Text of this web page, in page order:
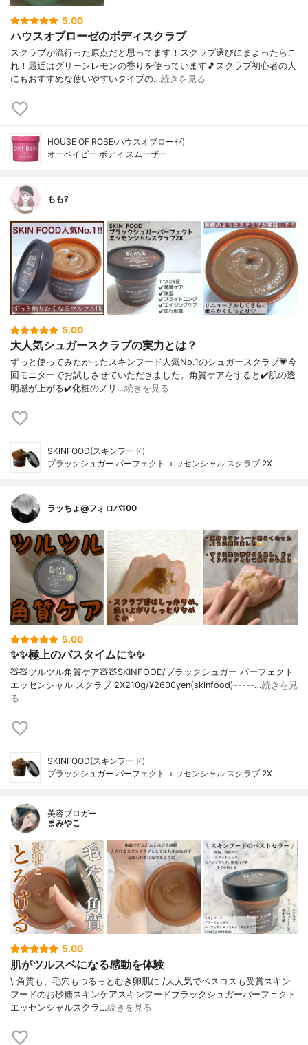
5.00
ハウスオブローゼのボディスクラブ
スクラブが流行った原点だと思ってます！スクラブ選びにまよったらこ
れ！最近はグリーンレモンの香りを使っています🎵スクラブ初心者の人
にもおすすめな使いやすいタイプの…続きを見る
HOUSE OF ROSE(ハウスオブローゼ)
オーベイビー ボディ スムーザー
もも?
5.00
大人気シュガースクラブの実力とは？
ずっと使ってみたかったスキンフード人気No.1のシュガースクラブ💗今
回モニターでお試しさせていただきました。角質ケアをすると✔️肌の透
明感が上がる✔️化粧のノリ…続きを見る
SKINFOOD(スキンフード)
ブラックシュガー パーフェクト エッセンシャル スクラブ 2X
ラッちょ@フォロバ100
5.00
✨✨極上のバスタイムに✨✨
🧸🧸ツルツル角質ケア🧸🧸SKINFOOD/ブラックシュガー パーフェクト
エッセンシャル スクラブ 2X210g/¥2600yen(skinfood)-----…続きを見
る
SKINFOOD(スキンフード)
ブラックシュガー パーフェクト エッセンシャル スクラブ 2X
美容ブロガー
まみやこ
5.00
肌がツルスベになる感動を体験
\ 角質も、毛穴もつるっとむき卵肌に /⁡⁡大人気でベスコスも受賞スキン
フードのお砂糖スキンケア⁡⁡スキンフードブラックシュガーパーフェクト
エッセンシャルスクラ…続きを見る